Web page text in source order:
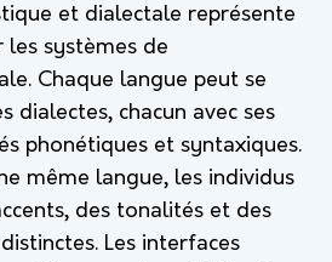
et dialectale représente
systèmes de
Chaque langue peut se
dialectes, chacun avec ses
phonétiques et syntaxiques.
même langue, les individus
des tonalités et des
Les interfaces